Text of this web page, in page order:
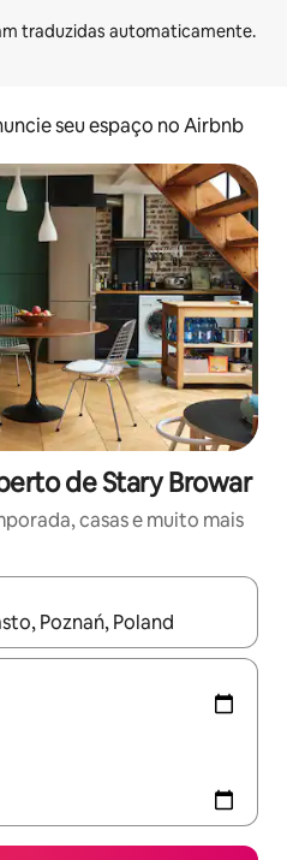
seu espaço no Airbnb
de Stary Browar
casas e muito mais
disponíveis, explore-os